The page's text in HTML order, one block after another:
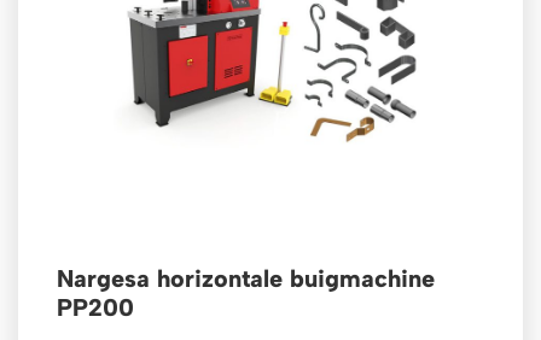
Nargesa horizontale buigmachine
PP200